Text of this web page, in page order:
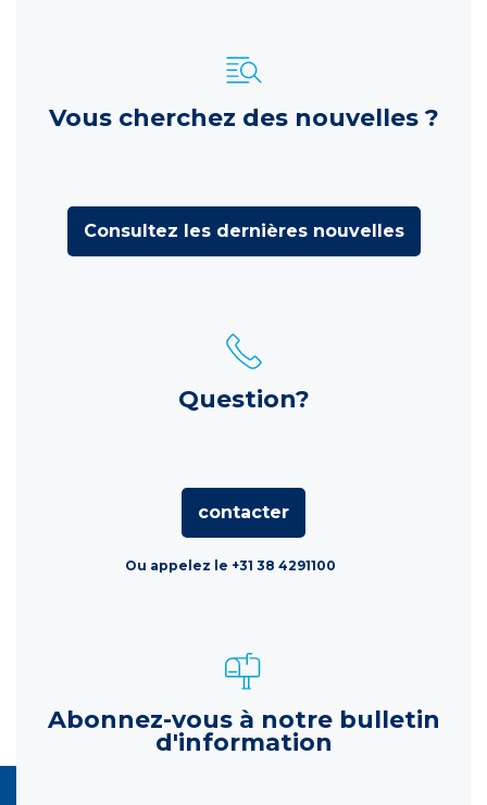
Vous cherchez des nouvelles ?
Consultez les dernières nouvelles
Question?
contacter
Ou appelez le +31 38 4291100
Abonnez-vous à notre bulletin
d'information